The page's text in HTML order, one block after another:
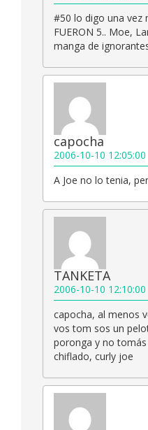
#50 lo digo una vez
FUERON 5.. Moe,
manga de
capocha
2006-10-10 12:05:00
A Joe no lo tenia,
TANKETA
2006-10-10 12:10:00
capocha, al menos
vos tom sos un
poronga y no
chiflado, curly joe